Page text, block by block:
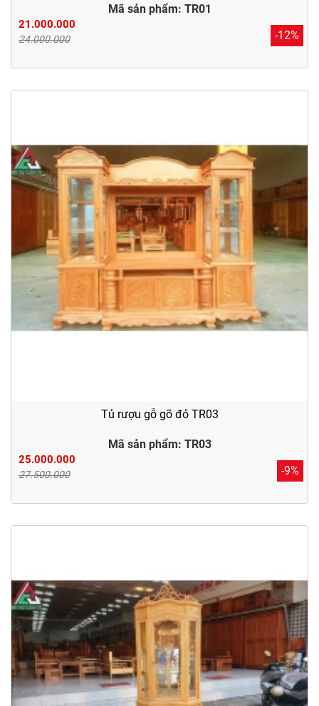
Mã sản phẩm: TR01
21.000.000
24.000.000 -12%
Tủ rượu gỗ gõ đỏ TR03
Mã sản phẩm: TR03
25.000.000
27.500.000 -9%